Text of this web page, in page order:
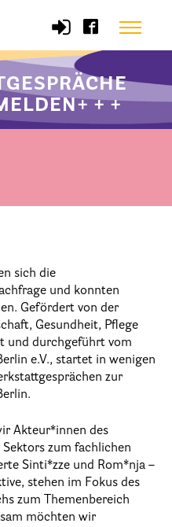
Menu
HPV Berlin
HPV Berlin
(Intranet)
+ +
sich die
und konnten
Gefördert von der
Gesundheit, Pflege
und durchgeführt vom
e.V., startet in wenigen
zur
Akteur*innen des
zum fachlichen
Sinti*zze und Rom*nja –
stehen im Fokus des
zum Themenbereich
möchten wir